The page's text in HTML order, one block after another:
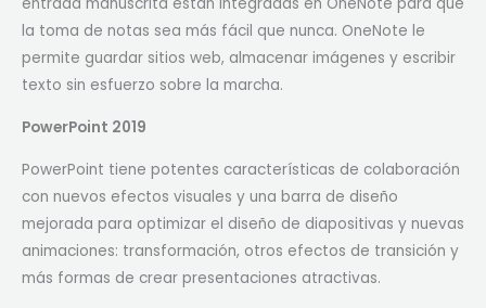
entrada manuscrita están integradas en OneNote para que
la toma de notas sea más fácil que nunca. OneNote le
permite guardar sitios web, almacenar imágenes y escribir
texto sin esfuerzo sobre la marcha.
PowerPoint 2019
PowerPoint tiene potentes características de colaboración
con nuevos efectos visuales y una barra de diseño
mejorada para optimizar el diseño de diapositivas y nuevas
animaciones: transformación, otros efectos de transición y
más formas de crear presentaciones atractivas.